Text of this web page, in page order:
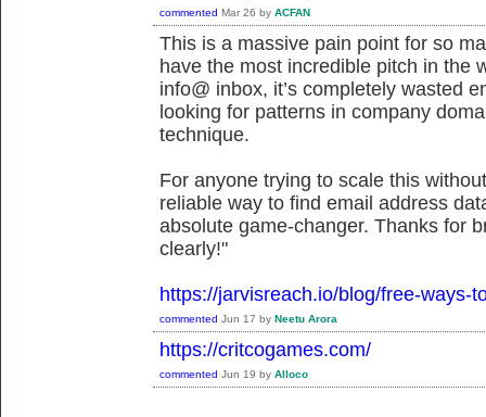
commented Mar 26 by ACFAN
This is a massive pain point for so
have the most incredible pitch in the
info@ inbox, it’s completely wasted
looking for patterns in company
technique.
For anyone trying to scale this
reliable way to find email address
absolute game-changer. Thanks for
clearly!"
https://jarvisreach.io/blog/free-ways-
commented Jun 17 by Neetu Arora
https://critcogames.com/
commented Jun 19 by Alloco